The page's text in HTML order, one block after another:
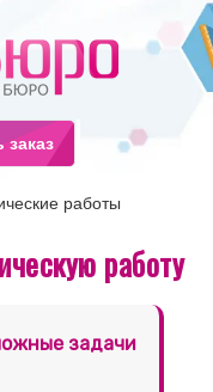
работы
работу
задачи
заказ